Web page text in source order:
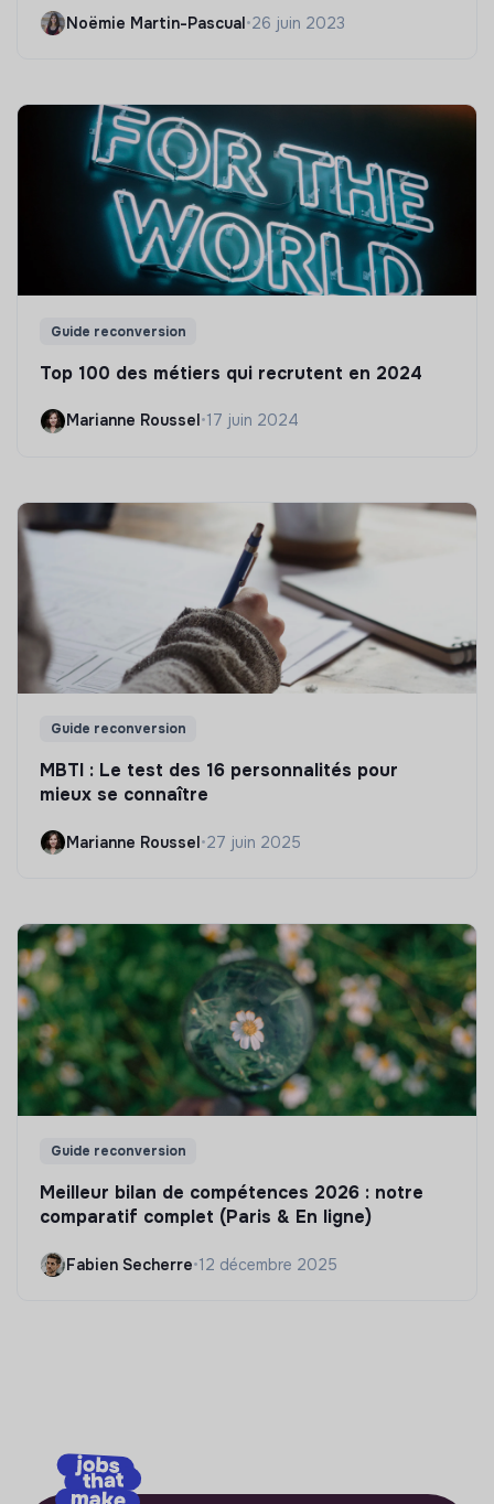
Noëmie Martin-Pascual•26 juin 2023
Guide reconversion
Top 100 des métiers qui recrutent en 2024
Marianne Roussel•17 juin 2024
Guide reconversion
MBTI : Le test des 16 personnalités pour
mieux se connaître
Marianne Roussel•27 juin 2025
Guide reconversion
Meilleur bilan de compétences 2026 : notre
comparatif complet (Paris & En ligne)
Fabien Secherre•12 décembre 2025